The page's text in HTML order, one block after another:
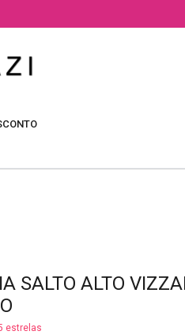
SALTO ALTO
estrelas